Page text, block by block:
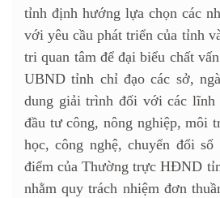
tỉnh định hướng lựa chọn các
với yêu cầu phát triển của tỉnh
tri quan tâm để đại biểu chất
UBND tỉnh chỉ đạo các sở,
dung giải trình đối với các lĩnh
đầu tư công, nông nghiệp, môi
học, công nghệ, chuyển đổi
điểm của Thường trực HĐND
nhằm quy trách nhiệm đơn